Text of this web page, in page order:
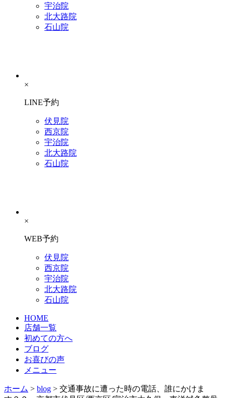
宇治院
北大路院
石山院
×
LINE予約
伏見院
西京院
宇治院
北大路院
石山院
×
WEB予約
伏見院
西京院
宇治院
北大路院
石山院
HOME
店舗一覧
初めての方へ
ブログ
お喜びの声
メニュー
ホーム > blog > 交通事故に遭った時の電話、誰にかけま